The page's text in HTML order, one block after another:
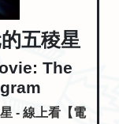
五稜星
The
- 線上看【電